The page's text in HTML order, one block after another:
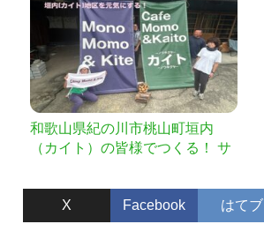
和歌山県紀の川市桃山町垣内
（カイト）の皆様でつくる！ サ
屋をより良い場所に！【ふるさ
と納税型】
X Facebook はてブ